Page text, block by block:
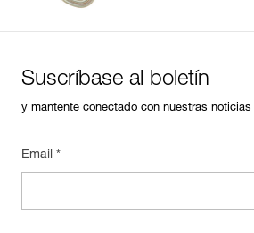
Suscríbase al boletín
y mantente conectado con nuestras noticias
Email *